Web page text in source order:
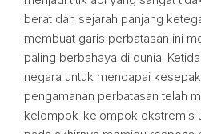
berat dan sejarah panjang
membuat garis perbatasan ini
paling berbahaya di dunia.
negara untuk mencapai
pengamanan perbatasan telah
kelompok-kelompok ekstremis